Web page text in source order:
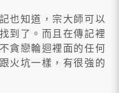
也知道，宗大師可以
到了。而且在傳記裡
貪戀輪迴裡面的任何
火坑一樣，有很強的